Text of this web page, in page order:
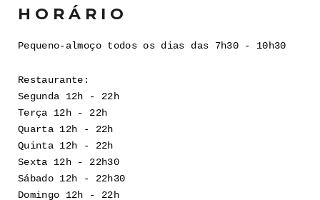
HORÁRIO
Pequeno-almoço todos os dias das 7h30 - 10h30
Restaurante:
Segunda 12h - 22h
Terça 12h - 22h
Quarta 12h - 22h
Quinta 12h - 22h
Sexta 12h - 22h30
Sábado 12h - 22h30
Domingo 12h - 22h